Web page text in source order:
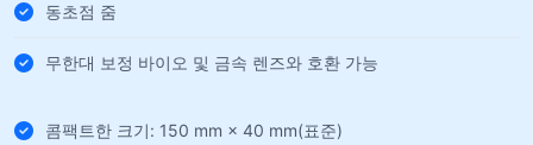
동초점 줌
무한대 보정 바이오 및 금속 렌즈와 호환 가능
콤팩트한 크기: 150 mm × 40 mm(표준)